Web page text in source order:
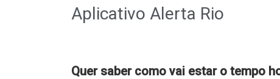
Aplicativo Alerta Rio
Quer saber como vai estar o tempo